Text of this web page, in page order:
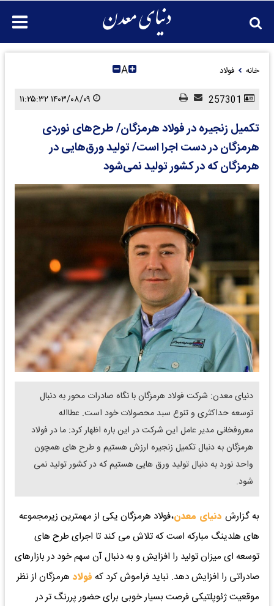
خانه فولاد A
تکمیل زنجیره در فولاد هرمزگان/ طرح‌های نوردی
هرمزگان در دست اجرا است/ تولید ورق‌هایی در
هرمزگان که در کشور تولید نمی‌شود
دنیای معدن: شرکت فولاد هرمزگان با نگاه صادرات محور به دنبال
توسعه حداکثری و تنوع سبد محصولات خود است. عطااله
معروفخانی مدیر عامل این شرکت در این باره اظهار کرد: ما در فولاد
هرمزگان به دنبال تکمیل زنجیره ارزش هستیم و طرح های همچون
واحد نورد به دنبال تولید ورق هایی هستیم که در کشور تولید نمی
شود.
به گزارش دنیای معدن،فولاد هرمزگان یکی از مهمترین زیرمجموعه
های هلدینگ مبارکه است که تلاش می کند تا اجرای طرح های
توسعه ای میزان تولید را افزایش و به دنبال آن سهم خود در بازارهای
صادراتی را افزایش دهد. نباید فراموش کرد که فولاد هرمزگان از نظر
موقعیت ژئوپلتیکی فرصت بسیار خوبی برای حضور پررنگ تر در